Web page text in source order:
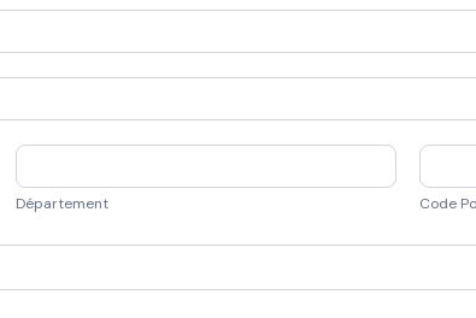
Département
Postal
Code